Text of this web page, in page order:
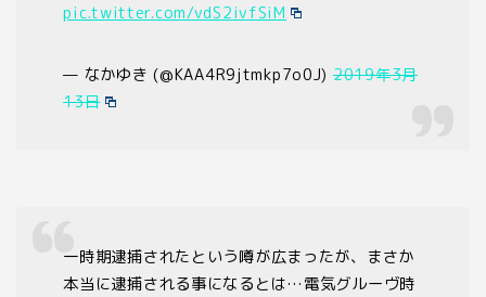
pic.twitter.com/vdS2ivfSiM
— なかゆき (@KAA4R9jtmkp7o0J) 2019年3月
13日
一時期逮捕されたという噂が広まったが、まさか
本当に逮捕される事になるとは…電気グルーヴ時